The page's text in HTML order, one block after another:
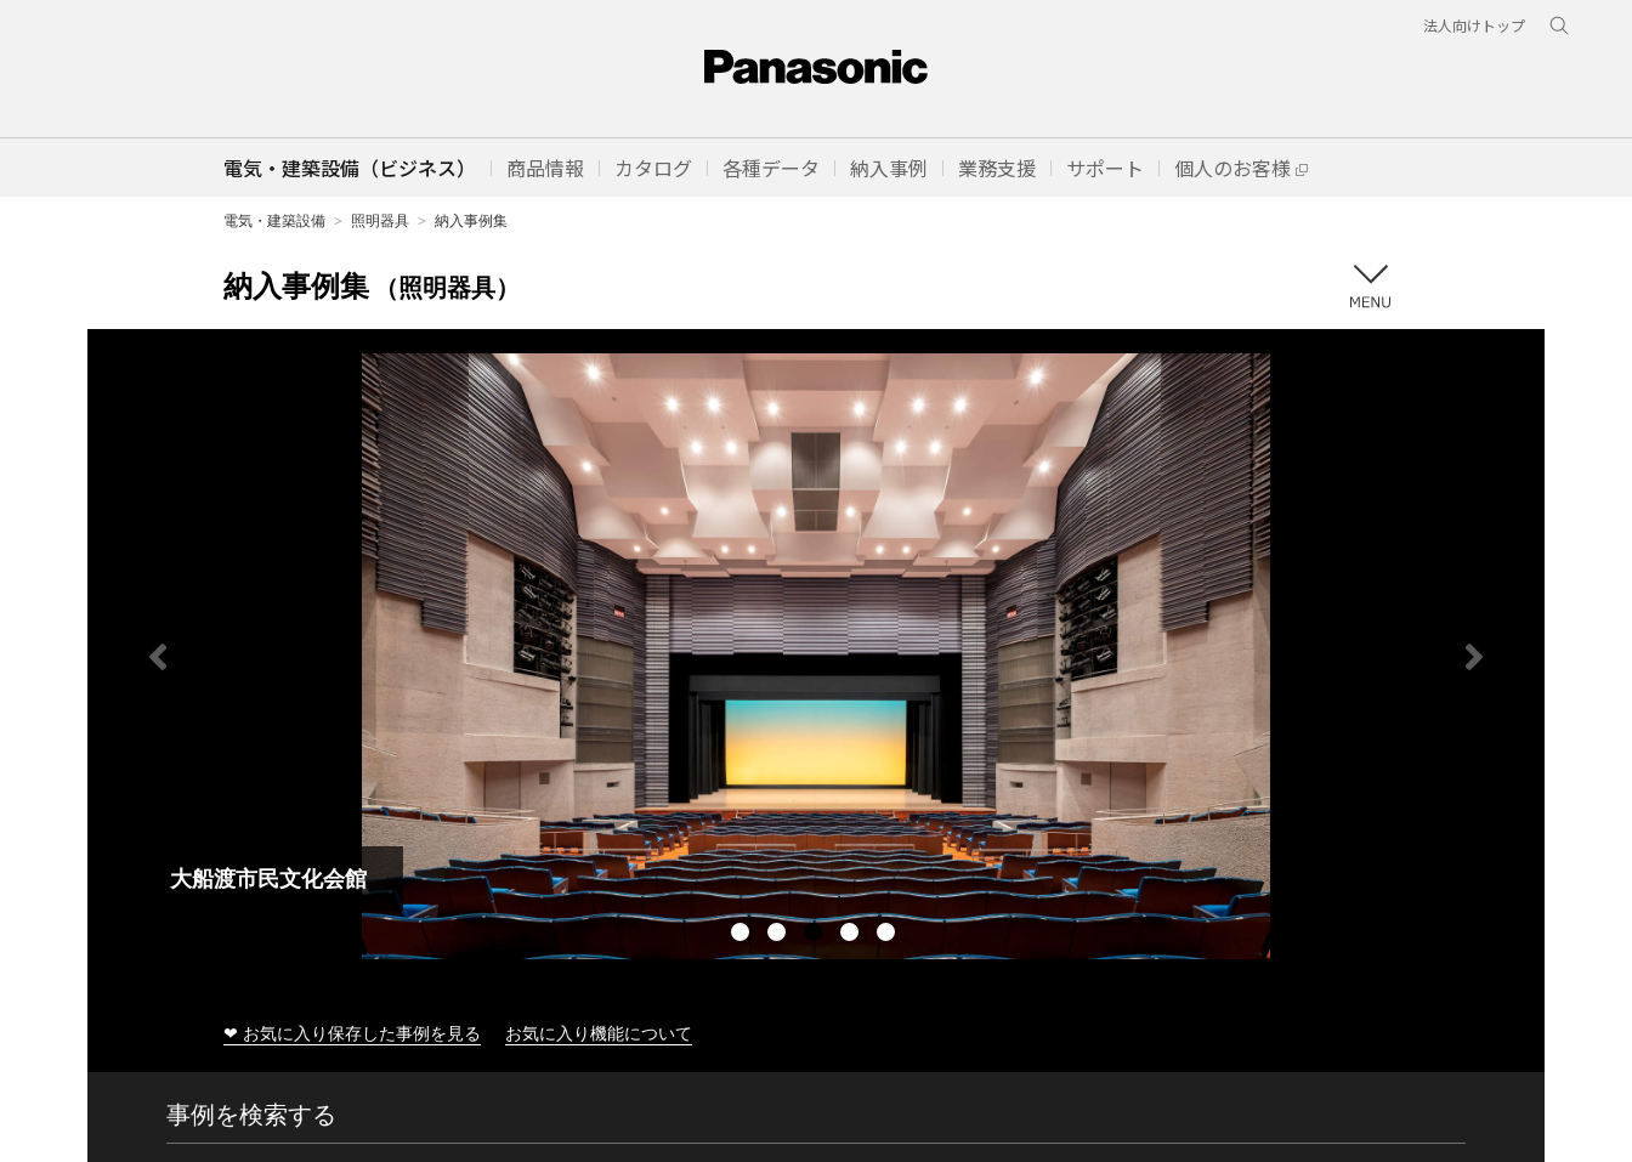
法人向けトップ
電気・建築設備（ビジネス） 商品情報 カタログ 各種データ 納入事例 業務支援 サポート 個人のお客様
電気・建築設備 照明器具 納入事例集
納入事例集 （照明器具）
大船渡市民文化会館
❤ お気に入り保存した事例を見る お気に入り機能について
事例を検索する